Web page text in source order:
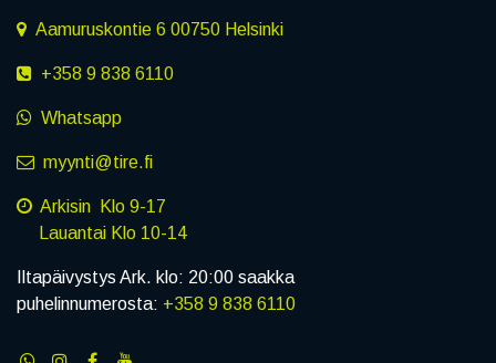
Aamuruskontie 6 00750 Helsinki
+358 9 838 6110
Whatsapp
myynti@tire.fi
Arkisin Klo 9-17
Lauantai Klo 10-14
Iltapäivystys Ark. klo: 20:00 saakka
puhelinnumerosta: +358 9 838 6110